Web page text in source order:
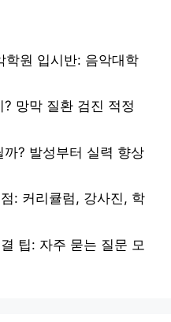
학원 입시반: 음악대학
망막 질환 검진 적정
? 발성부터 실력 향상
: 커리큘럼, 강사진, 학
팁: 자주 묻는 질문 모